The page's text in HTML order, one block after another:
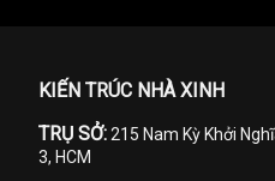
KIẾN TRÚC NHÀ XINH
TRỤ SỞ: 215 Nam Kỳ Khởi
3, HCM